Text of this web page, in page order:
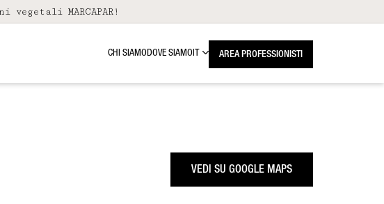
MARCAPAR!
CHI SIAMODOVE SIAMOIT AREA PROFESSIONISTI
VEDI SU GOOGLE MAPS